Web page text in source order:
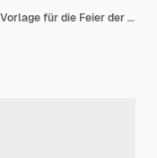
Geometrische Social-Media-Promo-Vorlage für die Feier der Proclamacao da Republica